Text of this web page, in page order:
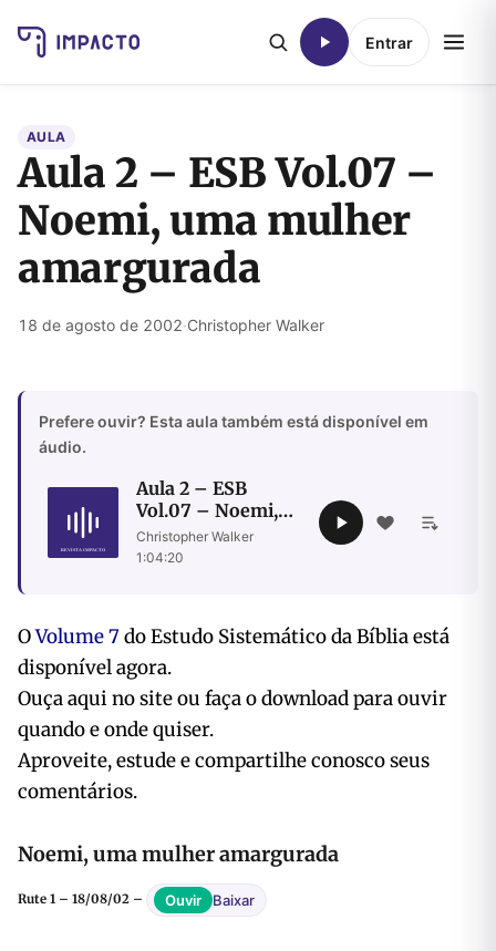
Entrar
AULA
Aula 2 – ESB Vol.07 –
Noemi, uma mulher
amargurada
18 de agosto de 2002·Christopher Walker
Prefere ouvir? Esta aula também está disponível em
áudio.
Aula 2 – ESB
Vol.07 – Noemi,
uma mulher
amargurada
Christopher Walker
1:04:20
OVolume 7 do Estudo Sistemático da Bíblia está
disponível agora.
Ouça aqui no site ou faça o download para ouvir
quando e onde quiser.
Aproveite, estude e compartilhe conosco seus
comentários.
Noemi, uma mulher amargurada
Rute 1 – 18/08/02 – Ouvir Baixar